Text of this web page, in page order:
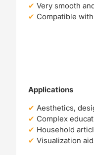
Very smooth
Compatible
Applications
Aesthetics,
Complex
Household
Visualization